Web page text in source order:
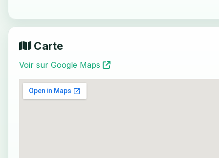
Carte
Voir sur Google Maps